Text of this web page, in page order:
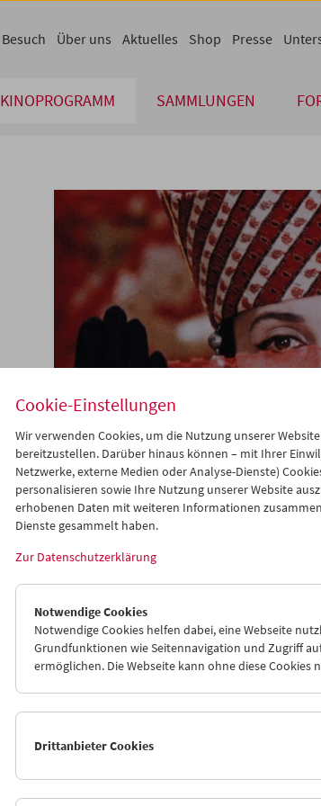
KINOPROGRAMM SAMMLUNGEN
Besuch Über uns Aktuelles Shop Presse
Films You Cannot See Elsewhere
Amos-Vogel-Atlas
Die Poesie der
Cookie-Einstellungen
Wir verwenden Cookies, um die Nutzung unserer
bereitzustellen. Darüber hinaus können – mit Ihrer
Netzwerke, externe Medien oder Analyse-Dienste)
personalisieren sowie Ihre Nutzung unserer Website
erhobenen Daten mit weiteren Informationen
Dienste gesammelt haben.
Zur Datenschutzerklärung
Notwendige Cookies
Notwendige Cookies helfen dabei, eine Webseite
Grundfunktionen wie Seitennavigation und Zugriff
ermöglichen. Die Webseite kann ohne diese
Drittanbieter Cookies